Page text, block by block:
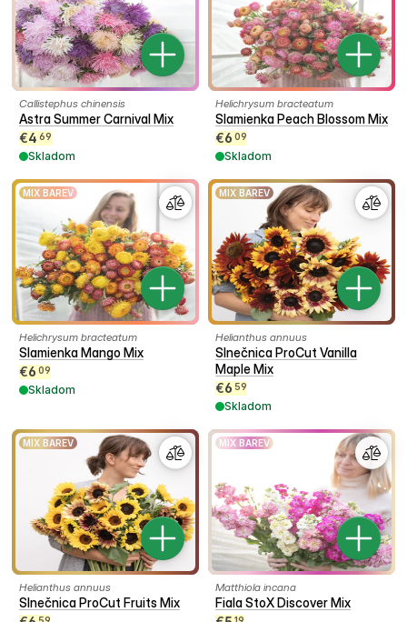
Callistephus chinensis
Astra Summer Carnival Mix
€4 69
Skladom
Helichrysum bracteatum
Slamienka Peach Blossom Mix
€6 09
Skladom
MIX BAREV
Helichrysum bracteatum
Slamienka Mango Mix
€6 09
Skladom
MIX BAREV
Helianthus annuus
Slnečnica ProCut Vanilla
Maple Mix
€6 59
Skladom
MIX BAREV
Helianthus annuus
Slnečnica ProCut Fruits Mix
MIX BAREV
Matthiola incana
Fiala StoX Discover Mix